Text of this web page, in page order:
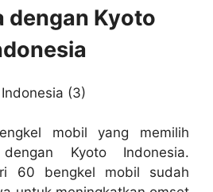
dengan Kyoto
mobil yang memilih
Kyoto Indonesia.
60 bengkel mobil sudah